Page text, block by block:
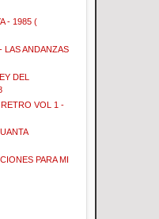
- 1985 (
LAS ANDANZAS
DEL
VOL 1 -
PARA MI